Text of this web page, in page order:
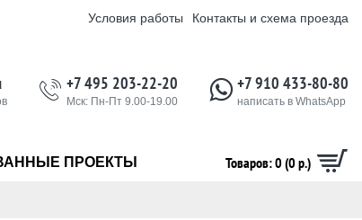
Условия работы Контакты и схема проезда
+7 495 203-22-20
Мск: Пн-Пт 9.00-19.00
+7 910 433-80-80
написать в WhatsApp
ПРОЕКТЫ Товаров: 0 (0 р.)